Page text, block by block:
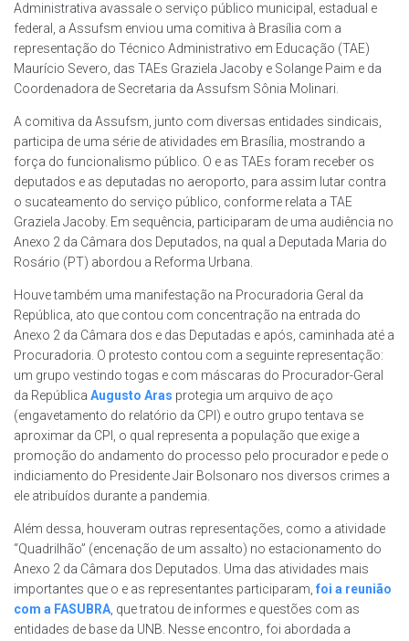
Administrativa avassale o serviço público municipal, estadual e
federal, a Assufsm enviou uma comitiva à Brasília com a
representação do Técnico Administrativo em Educação (TAE)
Maurício Severo, das TAEs Graziela Jacoby e Solange Paim e da
Coordenadora de Secretaria da Assufsm Sônia Molinari.
A comitiva da Assufsm, junto com diversas entidades sindicais,
participa de uma série de atividades em Brasília, mostrando a
força do funcionalismo público. O e as TAEs foram receber os
deputados e as deputadas no aeroporto, para assim lutar contra
o sucateamento do serviço público, conforme relata a TAE
Graziela Jacoby. Em sequência, participaram de uma audiência no
Anexo 2 da Câmara dos Deputados, na qual a Deputada Maria do
Rosário (PT) abordou a Reforma Urbana.
Houve também uma manifestação na Procuradoria Geral da
República, ato que contou com concentração na entrada do
Anexo 2 da Câmara dos e das Deputadas e após, caminhada até a
Procuradoria. O protesto contou com a seguinte representação:
um grupo vestindo togas e com máscaras do Procurador-Geral
da República Augusto Aras protegia um arquivo de aço
(engavetamento do relatório da CPI) e outro grupo tentava se
aproximar da CPI, o qual representa a população que exige a
promoção do andamento do processo pelo procurador e pede o
indiciamento do Presidente Jair Bolsonaro nos diversos crimes a
ele atribuídos durante a pandemia.
Além dessa, houveram outras representações, como a atividade
“Quadrilhão” (encenação de um assalto) no estacionamento do
Anexo 2 da Câmara dos Deputados. Uma das atividades mais
importantes que o e as representantes participaram, foi a reunião
com a FASUBRA, que tratou de informes e questões com as
entidades de base da UNB. Nesse encontro, foi abordada a